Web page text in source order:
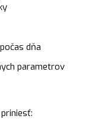
dňa
parametrov